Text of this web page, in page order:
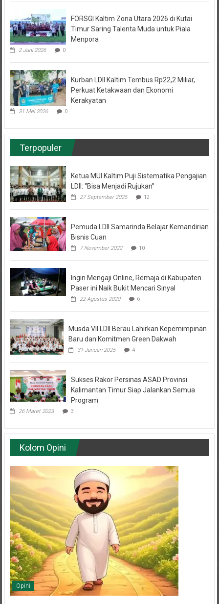
Timur Saring Talenta Muda untuk Piala
Menpora
2 Juni 2026 0
Perkuat Ketakwaan dan Ekonomi
Kerakyatan
31 Mei 2026 0
Terpopuler
LDII: “Bisa Menjadi Rujukan”
27 September 2025 12
Bisnis Cuan
7 November 2022
Paser ini Naik Bukit Mencari Sinyal
22 Agustus 2020 6
Baru dan Komitmen Green Dakwah
31 Januari 2025 4
Kalimantan Timur Siap Jalankan Semua
Program
26 Maret 2023 3
Kolom Opini
Opini
Sabar dan Ridha sebagai Jalan Menuju Kemuliaan